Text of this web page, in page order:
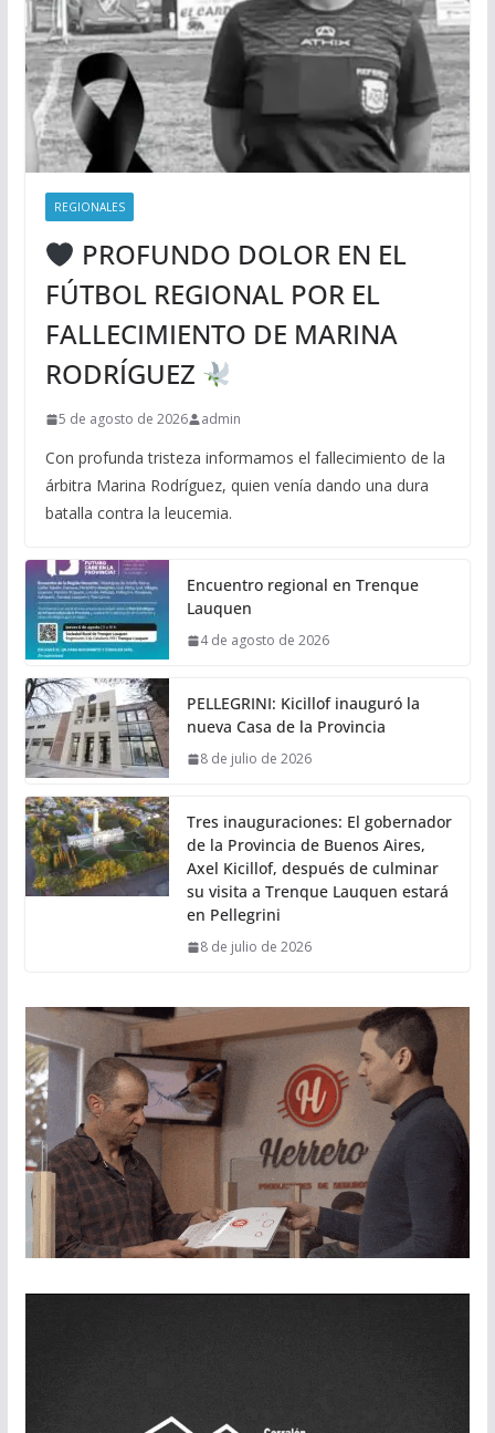
REGIONALES
PROFUNDO DOLOR EN EL
FÚTBOL REGIONAL POR EL
FALLECIMIENTO DE MARINA
RODRÍGUEZ
5 de agosto de 2026 admin
Con profunda tristeza informamos el fallecimiento de la
árbitra Marina Rodríguez, quien venía dando una dura
batalla contra la leucemia.
Encuentro regional en Trenque
Lauquen
4 de agosto de 2026
PELLEGRINI: Kicillof inauguró la
nueva Casa de la Provincia
8 de julio de 2026
Tres inauguraciones: El gobernador
de la Provincia de Buenos Aires,
Axel Kicillof, después de culminar
su visita a Trenque Lauquen estará
en Pellegrini
8 de julio de 2026